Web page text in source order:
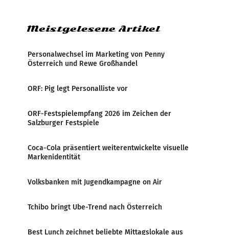
Meistgelesene Artikel
Personalwechsel im Marketing von Penny
Österreich und Rewe Großhandel
ORF: Pig legt Personalliste vor
ORF-Festspielempfang 2026 im Zeichen der
Salzburger Festspiele
Coca-Cola präsentiert weiterentwickelte visuelle
Markenidentität
Volksbanken mit Jugendkampagne on Air
Tchibo bringt Ube-Trend nach Österreich
Best Lunch zeichnet beliebte Mittagslokale aus